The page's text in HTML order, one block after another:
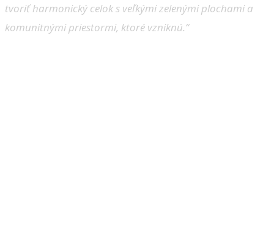
tvoriť harmonický celok s veľkými zelenými plochami a
komunitnými priestormi, ktoré vzniknú.“